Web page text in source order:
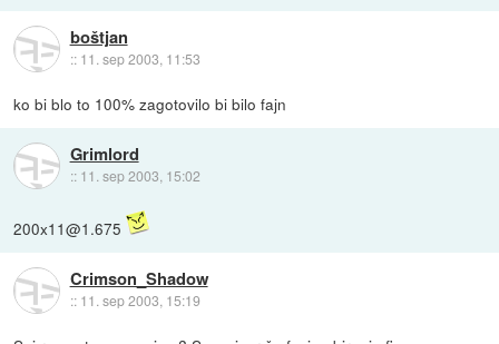
boštjan
:: 11. sep 2003, 11:53
ko bi blo to 100% zagotovilo bi bilo fajn
Grimlord
:: 11. sep 2003, 15:02
200x11@1.675
Crimson_Shadow
:: 11. sep 2003, 15:19